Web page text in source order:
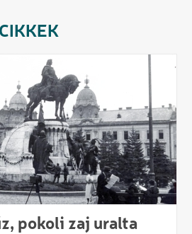
pokoli zaj uralta